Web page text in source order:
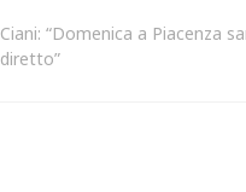
Ciani: “Domenica a Piacenza
diretto”